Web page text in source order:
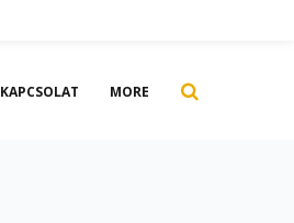
KAPCSOLAT MORE